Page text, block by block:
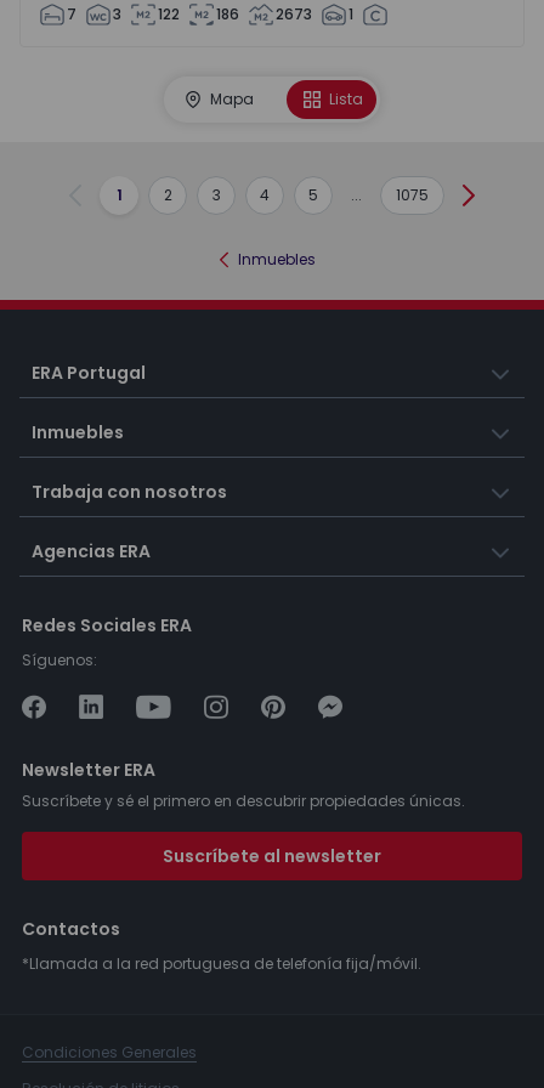
7 3 122 186 2673 1
Mapa Lista
Anterior
1 2 3 4 5 ... 1075
Inmuebles
ERA Portugal
Inmuebles
Trabaja con nosotros
Agencias ERA
Redes Sociales ERA
Síguenos:
Newsletter ERA
Suscríbete y sé el primero en descubrir propiedades únicas.
Suscríbete al newsletter
Contactos
*Llamada a la red portuguesa de telefonía fija/móvil.
Condiciones Generales